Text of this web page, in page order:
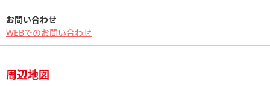
お問い合わせ
WEBでのお問い合わせ
周辺地図